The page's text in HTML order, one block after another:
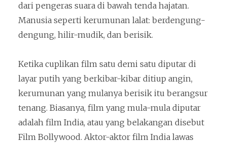
dari pengeras suara di bawah tenda hajatan.
Manusia seperti kerumunan lalat: berdengung-
dengung, hilir-mudik, dan berisik.
Ketika cuplikan film satu demi satu diputar di
layar putih yang berkibar-kibar ditiup angin,
kerumunan yang mulanya berisik itu berangsur
tenang. Biasanya, film yang mula-mula diputar
adalah film India, atau yang belakangan disebut
Film Bollywood. Aktor-aktor film India lawas